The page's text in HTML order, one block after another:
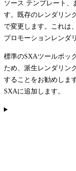
ソース テンプレート、
す。既存のレンダリン
で変更します。これは
プロモーションレンダ
標準のSXAツールボッ
ため、派生レンダリン
することをお勧めしま
SXAに追加します。